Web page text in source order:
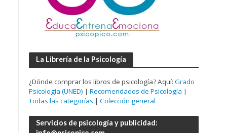
La Librería de la Psicología
¿Dónde comprar los libros de psicología? Aquí: Grado
Psicología (UNED) | Recomendados de Psicología |
Todas las categorías | Colección general
Servicios de psicología y publicidad: